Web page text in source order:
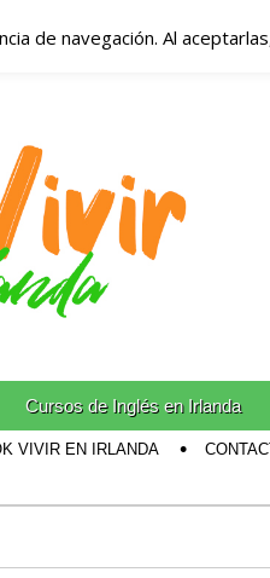
Irlanda
en Irlanda!
Cursos de Inglés en Irlanda
VIVIR EN IRLANDA
de navegación. Al